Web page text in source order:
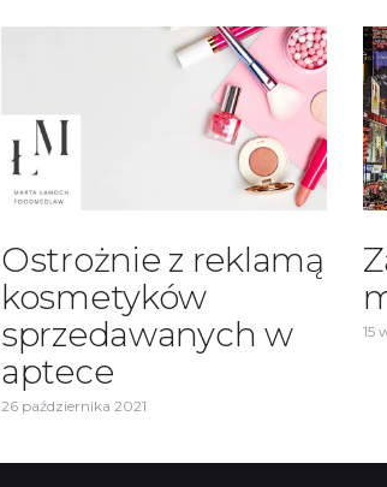
Ostrożnie z reklamą
kosmetyków
sprzedawanych w
aptece
26 października 2021
15